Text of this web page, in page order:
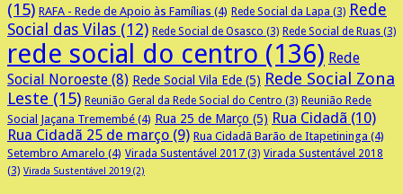
(15) RAFA - Rede de Apoio às Famílias (4) Rede Social da Lapa (3) Rede
Social das Vilas (12) Rede Social de Osasco (3) Rede Social de Ruas (3)
rede social do centro (136) Rede
Social Noroeste (8) Rede Social Vila Ede (5) Rede Social Zona
Leste (15) Reunião Geral da Rede Social do Centro (3) Reunião Rede
Social Jaçana Tremembé (4) Rua 25 de Março (5) Rua Cidadã (10)
Rua Cidadã 25 de março (9) Rua Cidadã Barão de Itapetininga (4)
Setembro Amarelo (4) Virada Sustentável 2017 (3) Virada Sustentável 2018
(3) Virada Sustentável 2019 (2)